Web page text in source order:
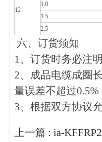
12
1.0
1.5
2.5
六、 订货须知
1、订货时务必注明
2、成品电缆
量误差不超过
3、根据双方协议
上一篇 : ia-